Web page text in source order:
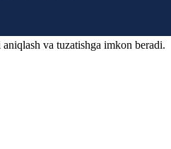
va tuzatishga imkon beradi.